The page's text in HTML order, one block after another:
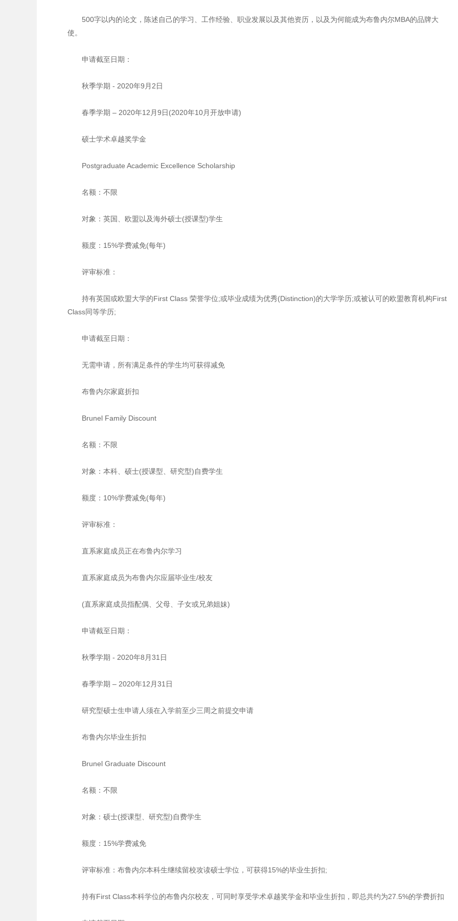
500字以内的论文，陈述自己的学习、工作经验、职业发展以及其他资历，以及为何能成为布鲁内尔MBA的品牌大
使。
申请截至日期：
秋季学期 - 2020年9月2日
春季学期 – 2020年12月9日(2020年10月开放申请)
硕士学术卓越奖学金
Postgraduate Academic Excellence Scholarship
名额：不限
对象：英国、欧盟以及海外硕士(授课型)学生
额度：15%学费减免(每年)
评审标准：
持有英国或欧盟大学的First Class 荣誉学位;或毕业成绩为优秀(Distinction)的大学学历;或被认可的欧盟教育机构First
Class同等学历;
申请截至日期：
无需申请，所有满足条件的学生均可获得减免
布鲁内尔家庭折扣
Brunel Family Discount
名额：不限
对象：本科、硕士(授课型、研究型)自费学生
额度：10%学费减免(每年)
评审标准：
直系家庭成员正在布鲁内尔学习
直系家庭成员为布鲁内尔应届毕业生/校友
(直系家庭成员指配偶、父母、子女或兄弟姐妹)
申请截至日期：
秋季学期 - 2020年8月31日
春季学期 – 2020年12月31日
研究型硕士生申请人须在入学前至少三周之前提交申请
布鲁内尔毕业生折扣
Brunel Graduate Discount
名额：不限
对象：硕士(授课型、研究型)自费学生
额度：15%学费减免
评审标准：布鲁内尔本科生继续留校攻读硕士学位，可获得15%的毕业生折扣;
持有First Class本科学位的布鲁内尔校友，可同时享受学术卓越奖学金和毕业生折扣，即总共约为27.5%的学费折扣